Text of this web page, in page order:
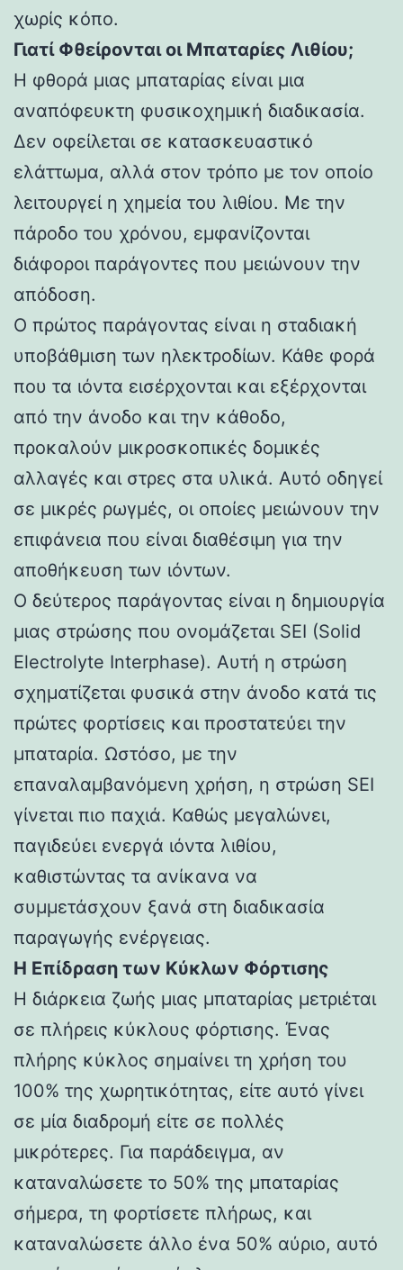
χωρίς κόπο.
Γιατί Φθείρονται οι Μπαταρίες Λιθίου;
Η φθορά μιας μπαταρίας είναι μια
αναπόφευκτη φυσικοχημική διαδικασία.
Δεν οφείλεται σε κατασκευαστικό
ελάττωμα, αλλά στον τρόπο με τον οποίο
λειτουργεί η χημεία του λιθίου. Με την
πάροδο του χρόνου, εμφανίζονται
διάφοροι παράγοντες που μειώνουν την
απόδοση.
Ο πρώτος παράγοντας είναι η σταδιακή
υποβάθμιση των ηλεκτροδίων. Κάθε φορά
που τα ιόντα εισέρχονται και εξέρχονται
από την άνοδο και την κάθοδο,
προκαλούν μικροσκοπικές δομικές
αλλαγές και στρες στα υλικά. Αυτό οδηγεί
σε μικρές ρωγμές, οι οποίες μειώνουν την
επιφάνεια που είναι διαθέσιμη για την
αποθήκευση των ιόντων.
Ο δεύτερος παράγοντας είναι η δημιουργία
μιας στρώσης που ονομάζεται SEI (Solid
Electrolyte Interphase). Αυτή η στρώση
σχηματίζεται φυσικά στην άνοδο κατά τις
πρώτες φορτίσεις και προστατεύει την
μπαταρία. Ωστόσο, με την
επαναλαμβανόμενη χρήση, η στρώση SEI
γίνεται πιο παχιά. Καθώς μεγαλώνει,
παγιδεύει ενεργά ιόντα λιθίου,
καθιστώντας τα ανίκανα να
συμμετάσχουν ξανά στη διαδικασία
παραγωγής ενέργειας.
Η Επίδραση των Κύκλων Φόρτισης
Η διάρκεια ζωής μιας μπαταρίας μετριέται
σε πλήρεις κύκλους φόρτισης. Ένας
πλήρης κύκλος σημαίνει τη χρήση του
100% της χωρητικότητας, είτε αυτό γίνει
σε μία διαδρομή είτε σε πολλές
μικρότερες. Για παράδειγμα, αν
καταναλώσετε το 50% της μπαταρίας
σήμερα, τη φορτίσετε πλήρως, και
καταναλώσετε άλλο ένα 50% αύριο, αυτό